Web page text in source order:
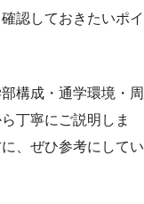
認しておきたいポイ
構成・通学環境・周
丁寧にご説明しま
、ぜひ参考にしてい